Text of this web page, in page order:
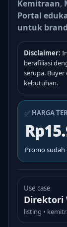
Kemitraan,
Portal
untuk brand
Disclaimer:
berafiliasi
serupa.
kebutuhan.
✅ HARGA
Promo sudah
Use case
Direktori
listing •